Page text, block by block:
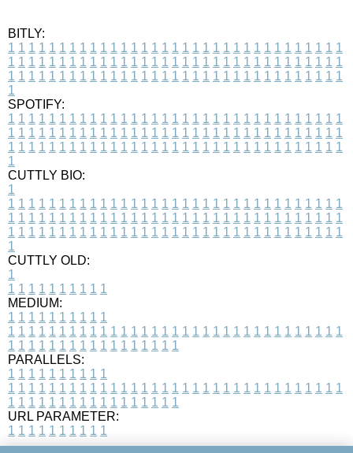
BITLY:
1 1 1 1 1 1 1 1 1 1 1 1 1 1 1 1 1 1 1 1 1 1 1 1 1 1 1 1 1 1 1 1 1
1 1 1 1 1 1 1 1 1 1 1 1 1 1 1 1 1 1 1 1 1 1 1 1 1 1 1 1 1 1 1 1 1
1 1 1 1 1 1 1 1 1 1 1 1 1 1 1 1 1 1 1 1 1 1 1 1 1 1 1 1 1 1 1 1 1
1
SPOTIFY:
1 1 1 1 1 1 1 1 1 1 1 1 1 1 1 1 1 1 1 1 1 1 1 1 1 1 1 1 1 1 1 1 1
1 1 1 1 1 1 1 1 1 1 1 1 1 1 1 1 1 1 1 1 1 1 1 1 1 1 1 1 1 1 1 1 1
1 1 1 1 1 1 1 1 1 1 1 1 1 1 1 1 1 1 1 1 1 1 1 1 1 1 1 1 1 1 1 1 1
1
CUTTLY BIO:
1
1 1 1 1 1 1 1 1 1 1 1 1 1 1 1 1 1 1 1 1 1 1 1 1 1 1 1 1 1 1 1 1 1
1 1 1 1 1 1 1 1 1 1 1 1 1 1 1 1 1 1 1 1 1 1 1 1 1 1 1 1 1 1 1 1 1
1 1 1 1 1 1 1 1 1 1 1 1 1 1 1 1 1 1 1 1 1 1 1 1 1 1 1 1 1 1 1 1 1
1
CUTTLY OLD:
1
1 1 1 1 1 1 1 1 1 1
MEDIUM:
1 1 1 1 1 1 1 1 1 1
1 1 1 1 1 1 1 1 1 1 1 1 1 1 1 1 1 1 1 1 1 1 1 1 1 1 1 1 1 1 1 1 1
1 1 1 1 1 1 1 1 1 1 1 1 1 1 1 1 1
PARALLELS:
1 1 1 1 1 1 1 1 1 1
1 1 1 1 1 1 1 1 1 1 1 1 1 1 1 1 1 1 1 1 1 1 1 1 1 1 1 1 1 1 1 1 1
1 1 1 1 1 1 1 1 1 1 1 1 1 1 1 1 1
URL PARAMETER:
1 1 1 1 1 1 1 1 1 1